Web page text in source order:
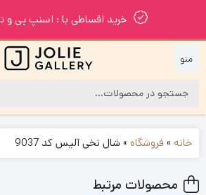
خرید اقساطی با : اسنپ پی و
خانه »فروشگاه »شال نخی آلیس کد 9037
محصولات مرتبط